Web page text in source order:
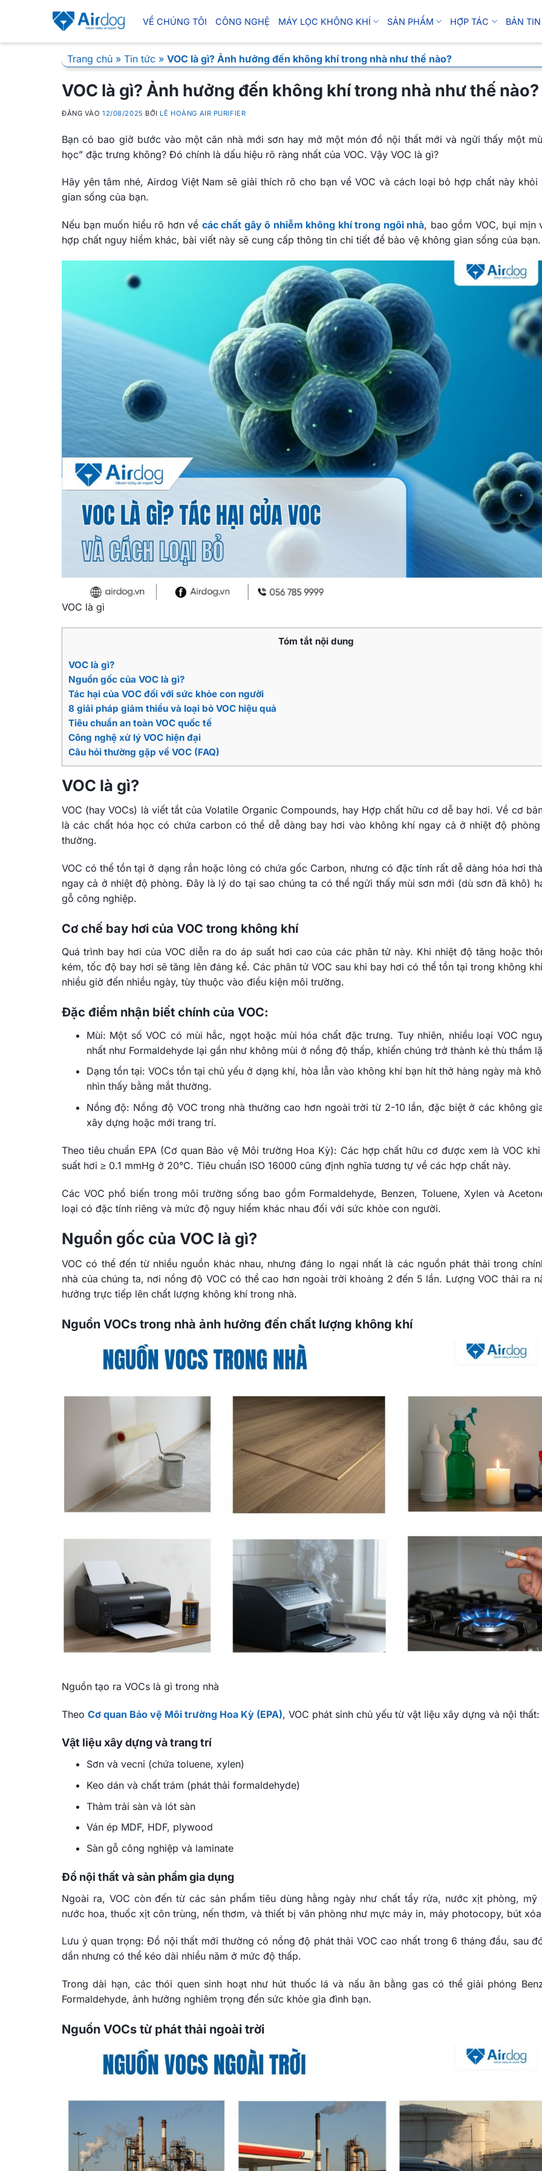
VỀ CHÚNG TÔI CÔNG NGHỆ MÁY LỌC KHÔNG KHÍ SẢN PHẨM HỢP TÁC BẢN TIN
Trang chủ » Tin tức » VOC là gì? Ảnh hưởng đến không khí trong nhà như thế nào?
VOC là gì? Ảnh hưởng đến không khí trong nhà như thế nào?
ĐĂNG VÀO12/08/2025 BỞI LÊ HOÀNG AIR PURIFIER
Bạn có bao giờ bước vào một căn nhà mới sơn hay mở một món đồ nội thất mới và ngửi thấy một
học” đặc trưng không? Đó chính là dấu hiệu rõ ràng nhất của VOC. Vậy VOC là gì?
Hãy yên tâm nhé, Airdog Việt Nam sẽ giải thích rõ cho bạn về VOC và cách loại bỏ hợp chất này khỏi
gian sống của bạn.
Nếu bạn muốn hiểu rõ hơn về các chất gây ô nhiễm không khí trong ngôi nhà, bao gồm VOC, bụi mịn
hợp chất nguy hiểm khác, bài viết này sẽ cung cấp thông tin chi tiết để bảo vệ không gian sống của bạn.
VOC là gì
Tóm tắt nội dung
VOC là gì?
Nguồn gốc của VOC là gì?
Tác hại của VOC đối với sức khỏe con người
8 giải pháp giảm thiểu và loại bỏ VOC hiệu quả
Tiêu chuẩn an toàn VOC quốc tế
Công nghệ xử lý VOC hiện đại
Câu hỏi thường gặp về VOC (FAQ)
VOC là gì?
VOC (hay VOCs) là viết tắt của Volatile Organic Compounds, hay Hợp chất hữu cơ dễ bay hơi. Về cơ
là các chất hóa học có chứa carbon có thể dễ dàng bay hơi vào không khí ngay cả ở nhiệt độ phòng
thường.
VOC có thể tồn tại ở dạng rắn hoặc lỏng có chứa gốc Carbon, nhưng có đặc tính rất dễ dàng hóa hơi
ngay cả ở nhiệt độ phòng. Đây là lý do tại sao chúng ta có thể ngửi thấy mùi sơn mới (dù sơn đã khô)
gỗ công nghiệp.
Cơ chế bay hơi của VOC trong không khí
Quá trình bay hơi của VOC diễn ra do áp suất hơi cao của các phân tử này. Khi nhiệt độ tăng hoặc
kém, tốc độ bay hơi sẽ tăng lên đáng kể. Các phân tử VOC sau khi bay hơi có thể tồn tại trong không
nhiều giờ đến nhiều ngày, tùy thuộc vào điều kiện môi trường.
Đặc điểm nhận biết chính của VOC:
Mùi: Một số VOC có mùi hắc, ngọt hoặc mùi hóa chất đặc trưng. Tuy nhiên, nhiều loại VOC
nhất như Formaldehyde lại gần như không mùi ở nồng độ thấp, khiến chúng trở thành kẻ thù thầm
Dạng tồn tại: VOCs tồn tại chủ yếu ở dạng khí, hòa lẫn vào không khí bạn hít thở hàng ngày mà
nhìn thấy bằng mắt thường.
Nồng độ: Nồng độ VOC trong nhà thường cao hơn ngoài trời từ 2-10 lần, đặc biệt ở các không
xây dựng hoặc mới trang trí.
Theo tiêu chuẩn EPA (Cơ quan Bảo vệ Môi trường Hoa Kỳ): Các hợp chất hữu cơ được xem là VOC
suất hơi ≥ 0.1 mmHg ở 20°C. Tiêu chuẩn ISO 16000 cũng định nghĩa tương tự về các hợp chất này.
Các VOC phổ biến trong môi trường sống bao gồm Formaldehyde, Benzen, Toluene, Xylen và
loại có đặc tính riêng và mức độ nguy hiểm khác nhau đối với sức khỏe con người.
Nguồn gốc của VOC là gì?
VOC có thể đến từ nhiều nguồn khác nhau, nhưng đáng lo ngại nhất là các nguồn phát thải trong
nhà của chúng ta, nơi nồng độ VOC có thể cao hơn ngoài trời khoảng 2 đến 5 lần. Lượng VOC thải ra
hưởng trực tiếp lên chất lượng không khí trong nhà.
Nguồn VOCs trong nhà ảnh hưởng đến chất lượng không khí
Nguồn tạo ra VOCs là gì trong nhà
Theo Cơ quan Bảo vệ Môi trường Hoa Kỳ (EPA), VOC phát sinh chủ yếu từ vật liệu xây dựng và nội thất:
Vật liệu xây dựng và trang trí
Sơn và vecni (chứa toluene, xylen)
Keo dán và chất trám (phát thải formaldehyde)
Thảm trải sàn và lót sàn
Ván ép MDF, HDF, plywood
Sàn gỗ công nghiệp và laminate
Đồ nội thất và sản phẩm gia dụng
Ngoài ra, VOC còn đến từ các sản phẩm tiêu dùng hằng ngày như chất tẩy rửa, nước xịt phòng, mỹ
nước hoa, thuốc xịt côn trùng, nến thơm, và thiết bị văn phòng như mực máy in, máy photocopy, bút
Lưu ý quan trọng: Đồ nội thất mới thường có nồng độ phát thải VOC cao nhất trong 6 tháng đầu, sau
dần nhưng có thể kéo dài nhiều năm ở mức độ thấp.
Trong dài hạn, các thói quen sinh hoạt như hút thuốc lá và nấu ăn bằng gas có thể giải phóng
Formaldehyde, ảnh hưởng nghiêm trọng đến sức khỏe gia đình bạn.
Nguồn VOCs từ phát thải ngoài trời